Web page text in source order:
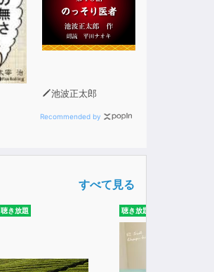
池波正太郎
Recommended by
すべて見る
聴き放題 聴き放題